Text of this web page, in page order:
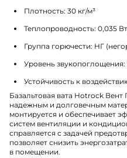
Плотность: 30 кг/м³
Теплопроводность: 0,035
Группа горючести: НГ
Уровень звукопоглощения:
Устойчивость к
Базальтовая вата Hotrock Вент
надежным и долговечным
монтируется и обеспечивает
систем вентиляции и
справляется с задачей
позволяет снизить
в помещении.